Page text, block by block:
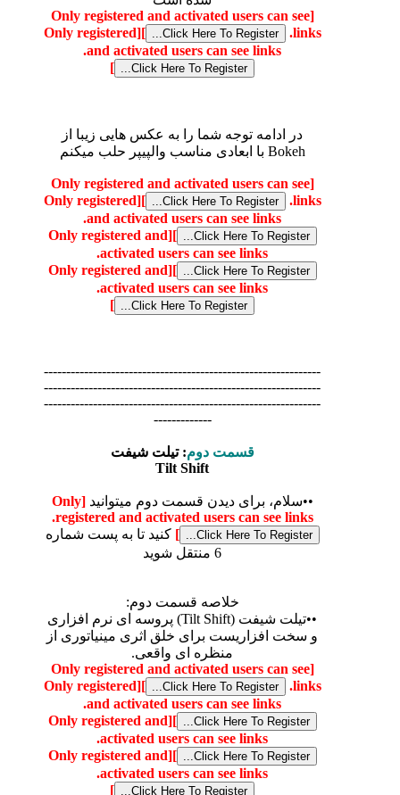
[Only registered and activated users can see
links.
]
[Only registered
and activated users can see links.
]
در ادامه توجه شما را به عکس هایی زیبا از
Bokeh با ابعادی مناسب والپیپر حلب میکنم
[Only registered and activated users can see
links.
]
[Only registered
and activated users can see links.
]
[Only registered and
activated users can see links.
]
[Only registered and
activated users can see links.
]
--------------------------------------------------------------
--------------------------------------------------------------
--------------------------------------------------------------
-------------
قسمت دوم: تیلت شیفت
Tilt Shift
••سلام، برای دیدن قسمت دوم میتوانید
[Only
registered and activated users can see links.
] کنید تا به پست شماره
6 منتقل شوید
خلاصه قسمت دوم:
••تیلت شیفت (Tilt Shift) پروسه ای نرم افزاری
و سخت افزاریست برای خلق اثری مینیاتوری از
منظره ای واقعی.
[Only registered and activated users can see
links.
]
[Only registered
and activated users can see links.
]
[Only registered and
activated users can see links.
]
[Only registered and
activated users can see links.
]